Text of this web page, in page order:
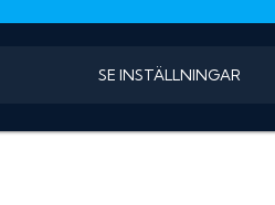
SE INSTÄLLNINGAR